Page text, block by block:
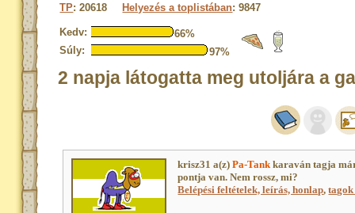
TP: 20618 Helyezés a toplistában: 9847
Kedv:
66%
Súly:
97%
2 napja látogatta meg utoljára a
krisz31 a(z)Pa-Tankkaraván tagja
pontja van. Nem rossz, mi?
Belépési feltételek, leírás, honlap,